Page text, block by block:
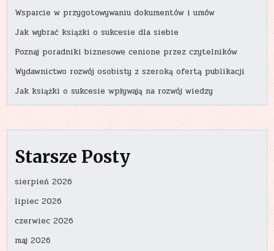
Wsparcie w przygotowywaniu dokumentów i umów
Jak wybrać książki o sukcesie dla siebie
Poznaj poradniki biznesowe cenione przez czytelników
Wydawnictwo rozwój osobisty z szeroką ofertą publikacji
Jak książki o sukcesie wpływają na rozwój wiedzy
Starsze Posty
sierpień 2026
lipiec 2026
czerwiec 2026
maj 2026